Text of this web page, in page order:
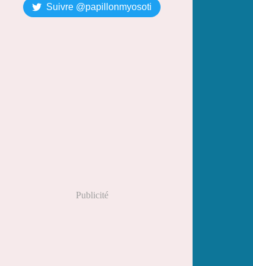
Suivre @papillonmyosoti
Publicité